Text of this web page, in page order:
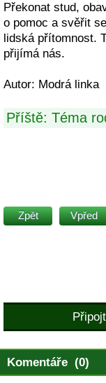
Překonat stud,
o pomoc a svěřit
lidská přítomnost.
přijímá nás.
Autor: Modrá linka
Příště: Téma
Zpět Vpřed
Komentáře (0)